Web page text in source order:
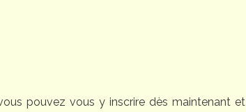
pouvez vous y inscrire dès maintenant et